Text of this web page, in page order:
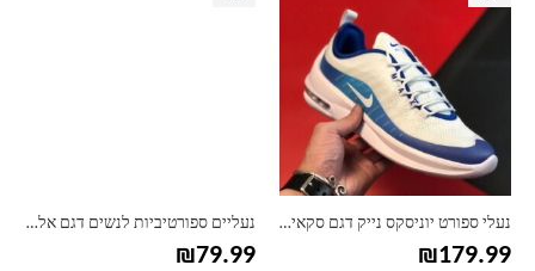
נעלי ספורט יוניסקס נייק דגם סקאי NIKE
₪179.99
נעליים ספורטיביות לנשים דגם אלקטרה
₪79.99